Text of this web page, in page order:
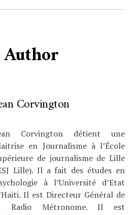
Corvington
Corvington détient une
en Journalisme à l’École
de journalisme de Lille
Lille). Il a fait des études en
à l’Université d’Etat
Il est Directeur Général de
Radio Métronome. Il est